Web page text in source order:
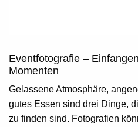
Eventfotografie –
Momenten
Gelassene Atmosphäre,
gutes Essen sind drei Dinge,
zu finden sind. Fotografien